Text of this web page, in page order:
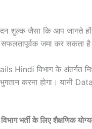
शुल्क जैसा कि आप जानते
जमा कर सकता है
विभाग के अंतर्गत
करना होगा। यानी
भर्ती के लिए शैक्षणिक